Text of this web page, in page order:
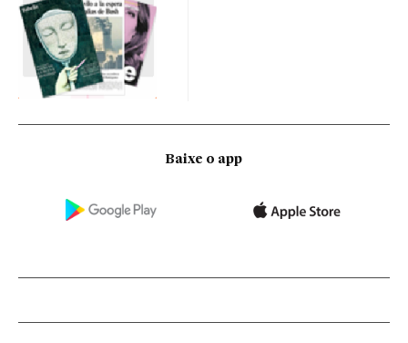
Baixe o app